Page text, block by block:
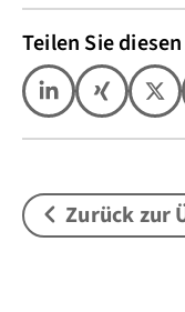
Teilen Sie
Zurück zur